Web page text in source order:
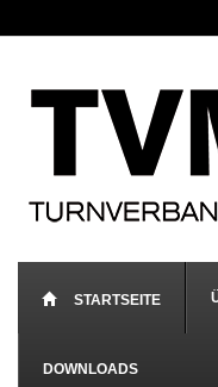
STARTSEITE
DOWNLOADS